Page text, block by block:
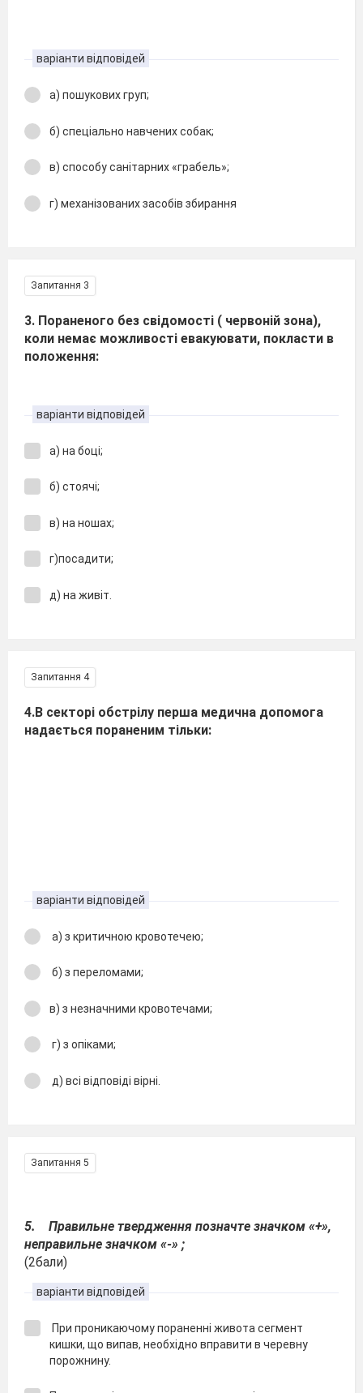
варіанти відповідей
а) пошукових груп;
б) спеціально навчених собак;
в) способу санітарних «грабель»;
г) механізованих засобів збирання
Запитання 3
3. Пораненого без свідомості ( червоній зона),
коли немає можливості евакуювати, покласти в
положення:
варіанти відповідей
а) на боці;
б) стоячі;
в) на ношах;
г)посадити;
д) на живіт.
Запитання 4
4.В секторі обстрілу перша медична допомога
надається пораненим тільки:
варіанти відповідей
а) з критичною кровотечею;
б) з переломами;
в) з незначними кровотечами;
г) з опіками;
д) всі відповіді вірні.
Запитання 5
5. Правильне твердження позначте значком «+»,
неправильне значком «-» ;
(2бали)
варіанти відповідей
При проникаючому пораненні живота сегмент
кишки, що випав, необхідно вправити в черевну
порожнину.